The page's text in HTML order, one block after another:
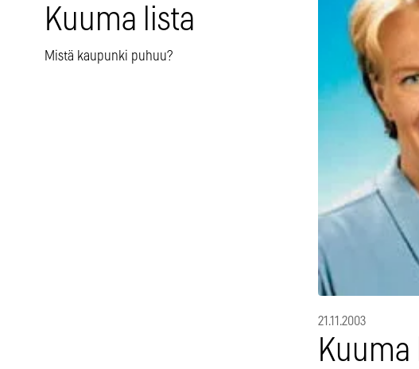
Kuuma lista
Mistä kaupunki puhuu?
21.11.2003
Kuuma